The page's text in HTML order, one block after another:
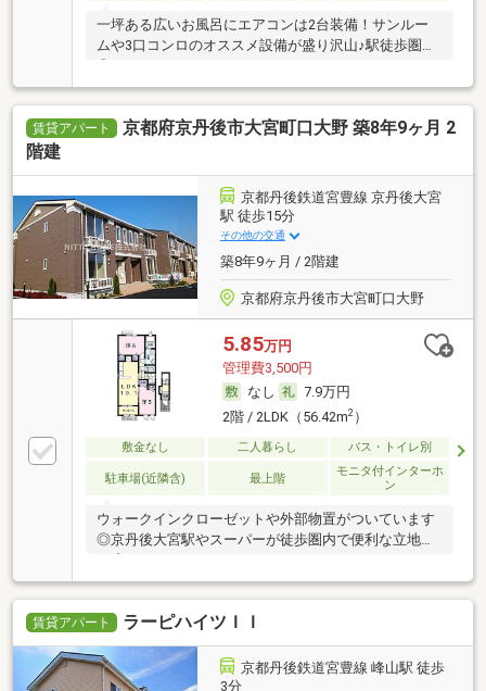
一坪ある広いお風呂にエアコンは2台装備！サンルー
ムや3口コンロのオススメ設備が盛り沢山♪駅徒歩圏内
賃貸アパート
京都府京丹後市大宮町口大野 築8年9ヶ月 2
階建
京都丹後鉄道宮豊線 京丹後大宮
駅 徒歩15分
その他の交通
築8年9ヶ月 / 2階建
京都府京丹後市大宮町口大野
5.85万円
管理費3,500円
なし
7.9万円
2階 / 2LDK（56.42m2）
敷金なし 二人暮らし バス・トイレ別
駐車場(近隣含) 最上階
モニタ付インターホ
ン
ウォークインクローゼットや外部物置がついています
◎京丹後大宮駅やスーパーが徒歩圏内で便利な立地で
賃貸アパート ラーピハイツＩＩ
京都丹後鉄道宮豊線 峰山駅 徒歩
3分